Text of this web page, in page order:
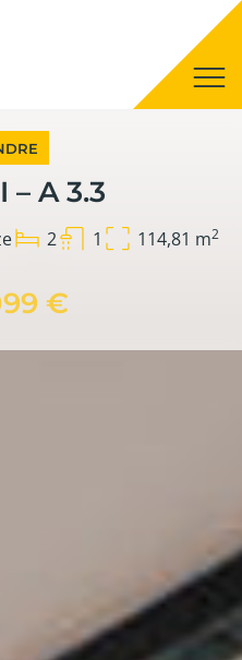
– A 3.3
2 1 114,81 m2
€